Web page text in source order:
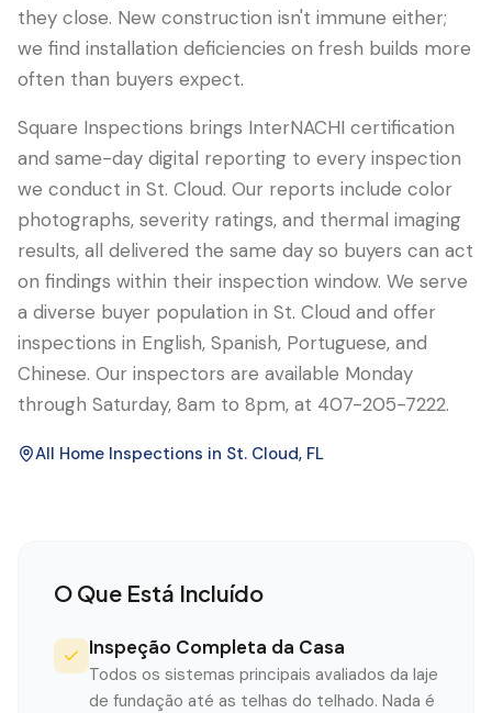
they close. New construction isn't immune either;
we find installation deficiencies on fresh builds more
often than buyers expect.
Square Inspections brings InterNACHI certification
and same-day digital reporting to every inspection
we conduct in St. Cloud. Our reports include color
photographs, severity ratings, and thermal imaging
results, all delivered the same day so buyers can act
on findings within their inspection window. We serve
a diverse buyer population in St. Cloud and offer
inspections in English, Spanish, Portuguese, and
Chinese. Our inspectors are available Monday
through Saturday, 8am to 8pm, at 407-205-7222.
All Home Inspections in St. Cloud, FL
O Que Está Incluído
Inspeção Completa da Casa
Todos os sistemas principais avaliados da laje
de fundação até as telhas do telhado. Nada é